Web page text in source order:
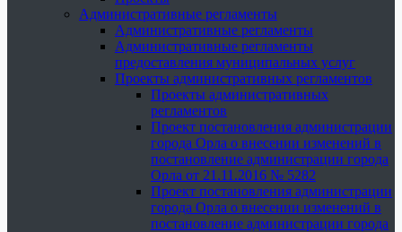
Административные регламенты
Административные регламенты
Административные регламенты
предоставления муниципальных услуг
Проекты административных регламентов
Проекты административных
регламентов
Проект постановления администрации
города Орла о внесении изменений в
постановление администрации города
Орла от 21.11.2016 № 5282
Проект постановления администрации
города Орла о внесении изменений в
постановление администрации города